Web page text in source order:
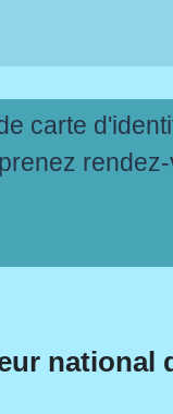
carte
national